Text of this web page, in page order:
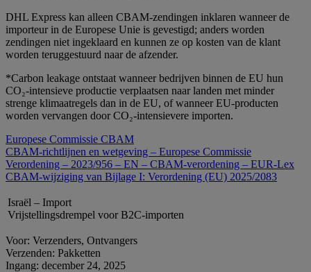
DHL Express kan alleen CBAM‑zendingen inklaren wanneer de
importeur in de Europese Unie is gevestigd; anders worden
zendingen niet ingeklaard en kunnen ze op kosten van de klant
worden teruggestuurd naar de afzender.
*Carbon leakage ontstaat wanneer bedrijven binnen de EU hun
CO₂‑intensieve productie verplaatsen naar landen met minder
strenge klimaatregels dan in de EU, of wanneer EU‑producten
worden vervangen door CO₂‑intensievere importen.
Europese Commissie CBAM
CBAM‑richtlijnen en wetgeving – Europese Commissie
Verordening – 2023/956 – EN – CBAM‑verordening – EUR‑Lex
CBAM‑wijziging van Bijlage I: Verordening (EU) 2025/2083
Israël – Import
Vrijstellingsdrempel voor B2C‑importen
Voor: Verzenders, Ontvangers
Verzenden: Pakketten
Ingang: december 24, 2025